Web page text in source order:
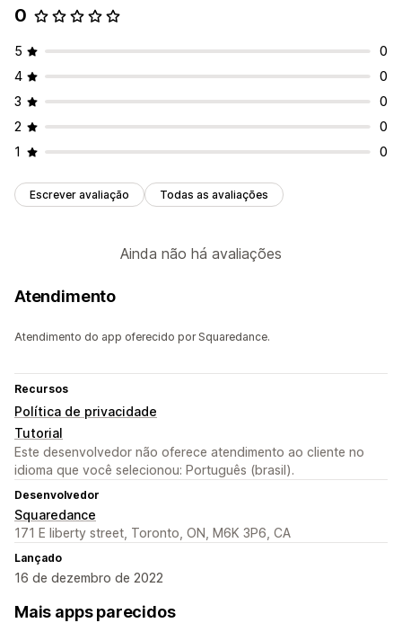
0
5
0
4
0
3
0
2
0
1
0
Escrever avaliação Todas as avaliações
Ainda não há avaliações
Atendimento
Atendimento do app oferecido por Squaredance.
Recursos
Política de privacidade
Tutorial
Este desenvolvedor não oferece atendimento ao cliente no
idioma que você selecionou: Português (brasil).
Desenvolvedor
Squaredance
171 E liberty street, Toronto, ON, M6K 3P6, CA
Lançado
16 de dezembro de 2022
Mais apps parecidos